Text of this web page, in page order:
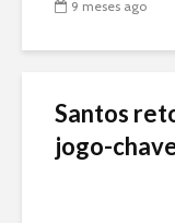
9 meses ago
Santos
jogo-